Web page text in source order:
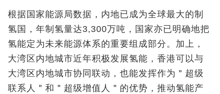
根据国家能源局数据，内地已成为全球最大的制
氢国，年制氢量达3,300万吨，国家亦已明确地把
氢能定为未来能源体系的重要组成部分。加上，
大湾区内地城市近年积极发展氢能，香港可以与
大湾区内地城市协同联动，也能发挥作为＂超级
联系人＂和＂超级增值人＂的优势，推动氢能产